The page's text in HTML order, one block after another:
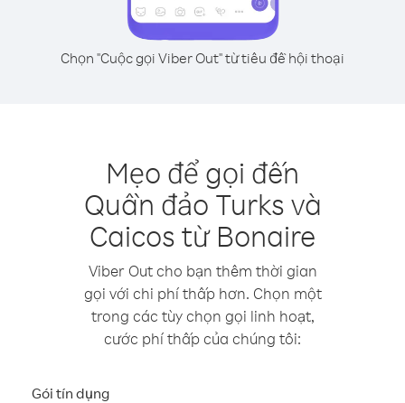
Chọn "Cuộc gọi Viber Out" từ tiêu đề hội thoại
Mẹo để gọi đến
Quần đảo Turks và
Caicos từ Bonaire
Viber Out cho bạn thêm thời gian
gọi với chi phí thấp hơn. Chọn một
trong các tùy chọn gọi linh hoạt,
cước phí thấp của chúng tôi:
Gói tín dụng